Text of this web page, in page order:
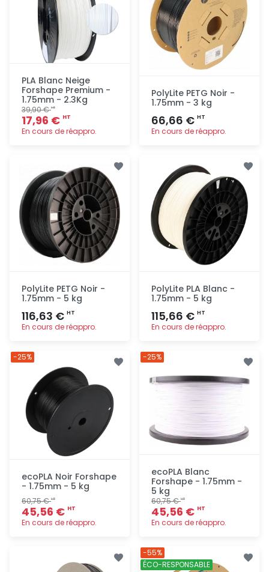
PLA Blanc Neige
Forshape Premium -
1.75mm - 2.3Kg
39,90 €HT
17,96 € HT
En cours de réappro.
rapide
PolyLite PETG Noir -
1.75mm - 3 kg
66,66 € HT
En cours de réappro.
rapide
PolyLite PETG Noir -
1.75mm - 5 kg
116,63 € HT
En cours de réappro.
rapide
PolyLite PLA Blanc -
1.75mm - 5 kg
115,66 € HT
En cours de réappro.
ecoPLA Noir Forshape
- 1.75mm - 5 kg
60,75 €HT
45,56 € HT
En cours de réappro.
rapide
-25%
ecoPLA Blanc
Forshape - 1.75mm -
5 kg
60,75 €HT
45,56 € HT
En cours de réappro.
rapide
-25%
-55%
ÉCO-RESPONSABLE